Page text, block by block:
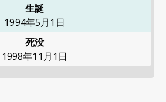
生誕
1994年5月1日
死没
1998年11月1日